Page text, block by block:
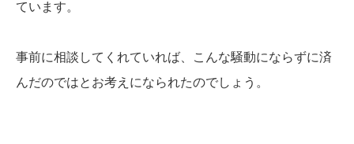
ています。
事前に相談してくれていれば、こんな騒動にならずに済
んだのではとお考えになられたのでしょう。